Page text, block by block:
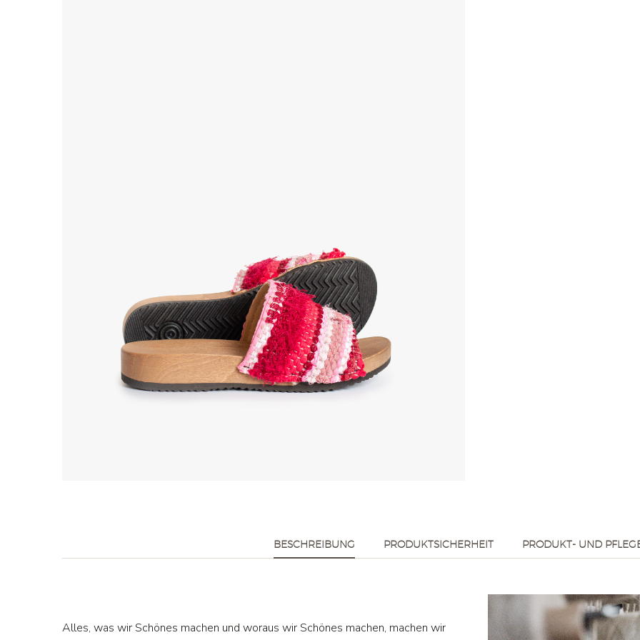
BESCHREIBUNG PRODUKTSICHERHEIT PRODUKT- UND
Alles, was wir Schönes machen und woraus wir Schönes machen, machen wir